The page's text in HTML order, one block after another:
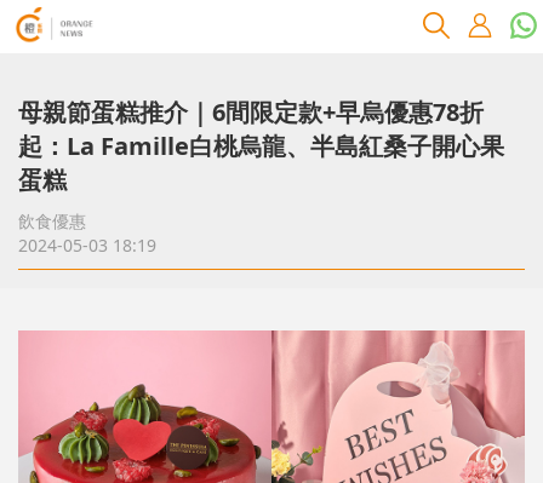
母親節蛋糕推介｜6間限定款+早烏優惠78折
起：La Famille白桃烏龍、半島紅桑子開心果
蛋糕
飲食優惠
2024-05-03 18:19